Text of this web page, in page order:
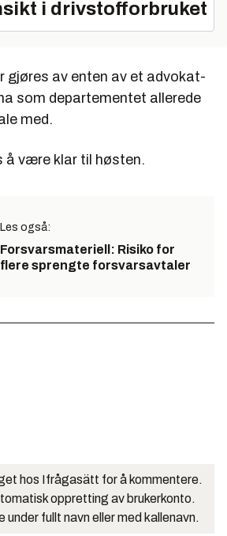
i drivstofforbruket
gjøres av enten av et advokat-
som departementet allerede
med.
å være klar til høsten.
Les også:
Forsvarsmateriell: Risiko for
flere sprengte forsvarsavtaler
hos Ifrågasätt for å kommentere.
oppretting av brukerkonto.
under fullt navn eller med kallenavn.